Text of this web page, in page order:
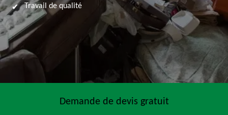
Travail de qualité
Demande de devis gratuit